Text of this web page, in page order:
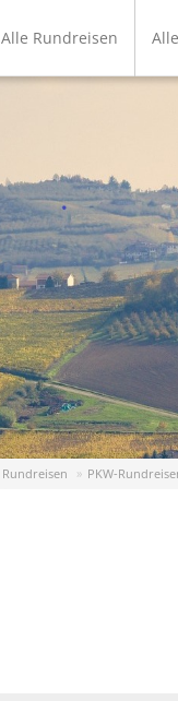
Alle Rundreisen
Rundreisen PKW-